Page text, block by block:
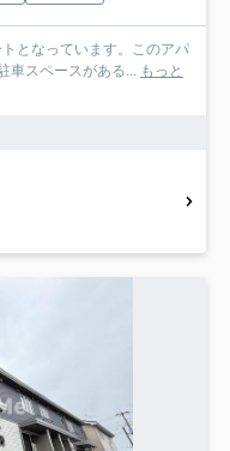
となっています。このアパ
車スペースがある... もっと